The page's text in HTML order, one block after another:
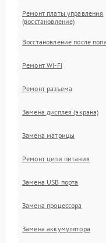
Ремонт платы управления
(восстановление)
Восстановление после
Ремонт Wi-Fi
Ремонт разъема
Замена дисплея (экрана)
Замена матрицы
Ремонт цепи питания
Замена USB порта
Замена процессора
Замена аккумулятора